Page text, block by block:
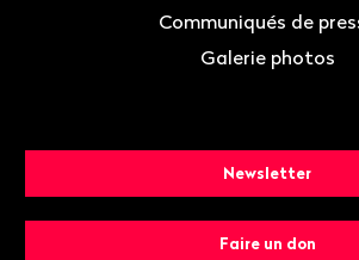
Communiqués de
Galerie photos
Newsletter
Faire un don